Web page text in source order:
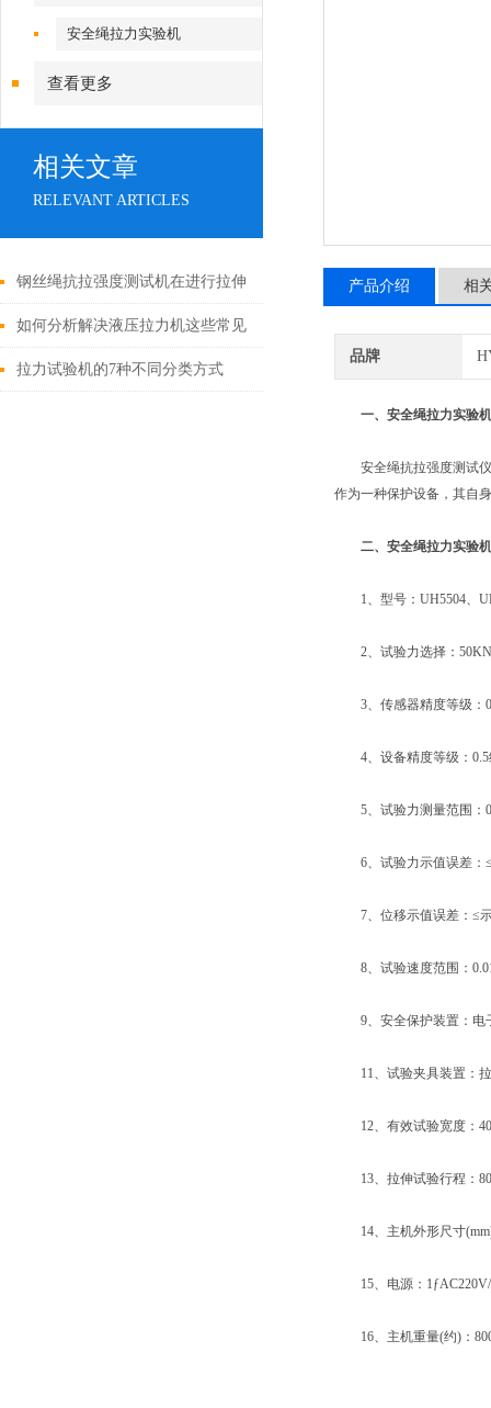
安全绳拉力实验机
查看更多
相关文章
RELEVANT ARTICLES
钢丝绳抗拉强度测试机在进行拉伸
试验时需具备哪些条件？
如何分析解决液压拉力机这些常见
故障
拉力试验机的7种不同分类方式
产品介绍 相
品牌
一、安全绳拉力实验
安全绳抗拉强度测试仪
作为一种保护设备，其自
二、安全绳拉力实验
1、型号：UH5504、
2、试验力选择：50KN
3、传感器精度等级：
4、设备精度等级：0.5
5、试验力测量范围：
6、试验力示值误差：≤
7、位移示值误差：≤示
8、试验速度范围：
9、安全保护装置：电
11、试验夹具装置：拉
12、有效试验宽度：
13、拉伸试验行程：
14、主机外形尺寸(mm)
15、电源：1ƒAC220V/
16、主机重量(约)：